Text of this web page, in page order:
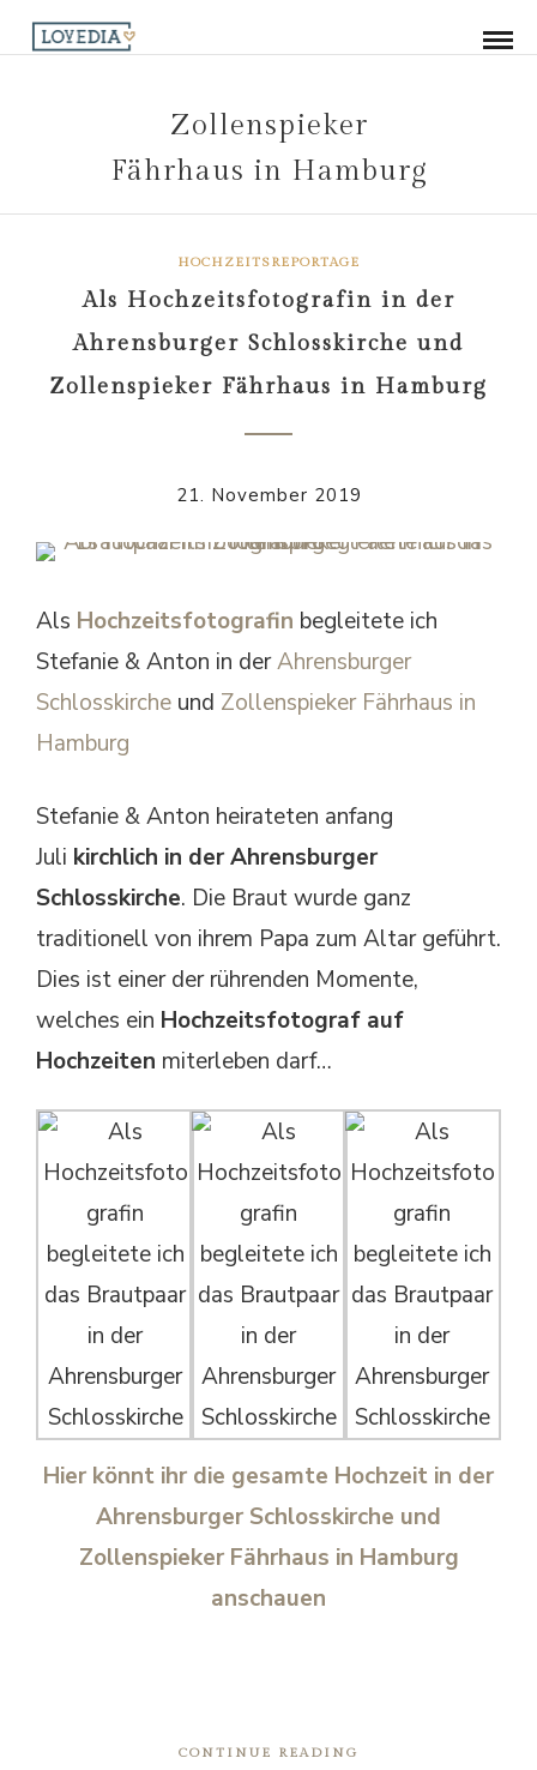
Zollenspieker
Fährhaus in Hamburg
HOCHZEITSREPORTAGE
Als Hochzeitsfotografin in der
Ahrensburger Schlosskirche und
Zollenspieker Fährhaus in Hamburg
21. November 2019
Als Hochzeitsfotografin begleitete ich
Stefanie & Anton in derAhrensburger
Schlosskirche und Zollenspieker Fährhaus in
Hamburg
Stefanie & Anton heirateten anfang
Juli kirchlich in der Ahrensburger
Schlosskirche. Die Braut wurde ganz
traditionell von ihrem Papa zum Altar geführt.
Dies ist einer der rührenden Momente,
welches ein Hochzeitsfotograf auf
Hochzeiten miterleben darf…
Hier könnt ihr die gesamte Hochzeit in der
Ahrensburger Schlosskirche und
Zollenspieker Fährhaus in Hamburg
anschauen
CONTINUE READING